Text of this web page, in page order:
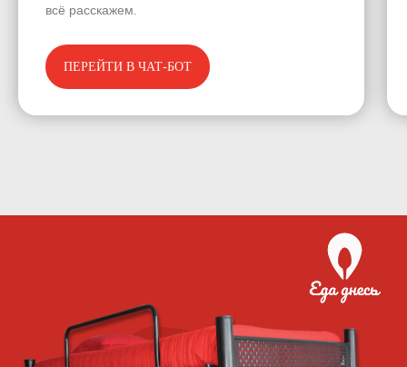
всё расскажем.
ПЕРЕЙТИ В ЧАТ-БОТ